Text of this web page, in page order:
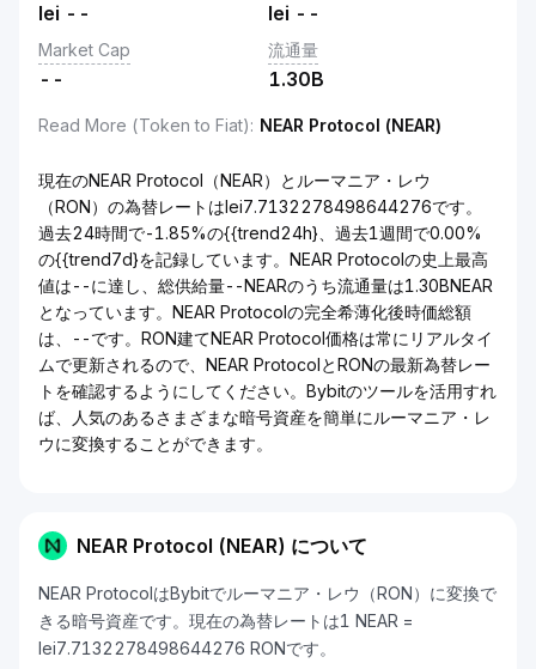
lei -- lei --
Market Cap
--
流通量
1.30B
Read More (Token to Fiat): NEAR Protocol (NEAR)
現在のNEAR Protocol（NEAR）とルーマニア・レウ
（RON）の為替レートはlei7.7132278498644276です。
過去24時間で-1.85%の{{trend24h}、過去1週間で0.00%
の{{trend7d}を記録しています。NEAR Protocolの史上最高
値は--に達し、総供給量--NEARのうち流通量は1.30BNEAR
となっています。NEAR Protocolの完全希薄化後時価総額
は、--です。RON建てNEAR Protocol価格は常にリアルタイ
ムで更新されるので、NEAR ProtocolとRONの最新為替レー
トを確認するようにしてください。Bybitのツールを活用すれ
ば、人気のあるさまざまな暗号資産を簡単にルーマニア・レ
ウに変換することができます。
NEAR Protocol (NEAR) について
NEAR ProtocolはBybitでルーマニア・レウ（RON）に変換で
きる暗号資産です。現在の為替レートは1 NEAR =
lei7.7132278498644276 RONです。